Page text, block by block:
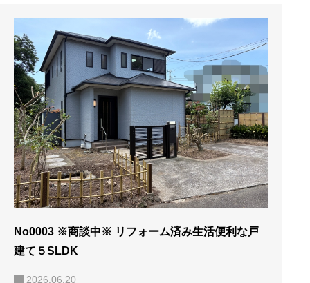
No0003 ※商談中※ リフォーム済み生活便利な戸
建て５SLDK
2026.06.20